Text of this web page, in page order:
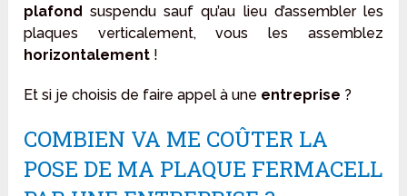
plafond suspendu sauf qu’au lieu d’assembler les
plaques verticalement, vous les assemblez
horizontalement !
Et si je choisis de faire appel à une entreprise ?
COMBIEN VA ME COÛTER LA
POSE DE MA PLAQUE FERMACELL